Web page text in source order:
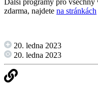
Další programy pro všechny
zdarma, najdete na stránkách
20. ledna 2023
20. ledna 2023